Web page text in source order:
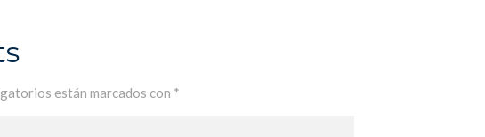
están marcados con *